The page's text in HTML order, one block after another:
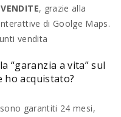
, grazie alla
di Goolge Maps.
vendita
“garanzia a vita” sul
ho acquistato?
garantiti 24 mesi,